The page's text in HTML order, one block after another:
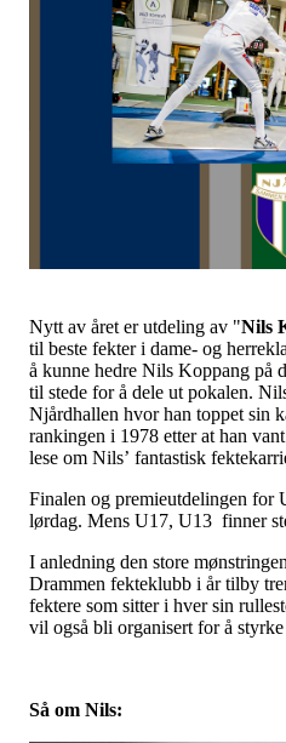
Nytt av året er utdeling av "Nils
til beste fekter i dame- og
å kunne hedre Nils Koppang på
til stede for å dele ut pokalen.
Njårdhallen hvor han toppet sin
rankingen i 1978 etter at han
lese om Nils’ fantastisk
Finalen og premieutdelingen for
lørdag. Mens U17, U13 finner
I anledning den store
Drammen fekteklubb i år tilby
fektere som sitter i hver sin
vil også bli organisert for å
Så om Nils: